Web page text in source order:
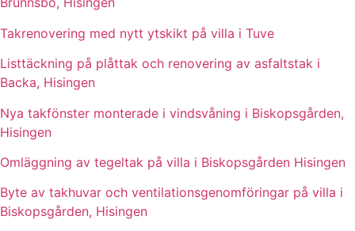
Takrenovering med nytt ytskikt på villa i Tuve
Listtäckning på plåttak och renovering av asfaltstak i
Backa, Hisingen
Nya takfönster monterade i vindsvåning i Biskopsgården,
Hisingen
Omläggning av tegeltak på villa i Biskopsgården Hisingen
Byte av takhuvar och ventilationsgenomföringar på villa i
Biskopsgården, Hisingen